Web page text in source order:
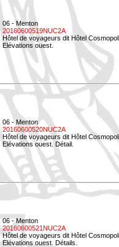
06 - Menton
20160600519NUC2A
Hôtel de voyageurs dit Hôtel
Elévations ouest.
06 - Menton
20160600520NUC2A
Hôtel de voyageurs dit Hôtel
Elévations ouest. Détail.
06 - Menton
20160600521NUC2A
Hôtel de voyageurs dit Hôtel
Elévations ouest. Détails.